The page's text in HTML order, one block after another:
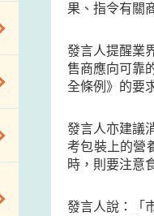
果、指令有關
發言人提醒業
售商應向可靠
全條例》的要
發言人亦建議
考包裝上的營
時，則要注意
發言人說：「